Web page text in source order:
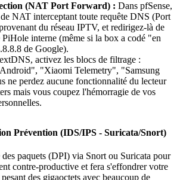
(NAT Port Forward) : Dans pfSense,
NAT interceptant toute requête DNS (Port
du réseau IPTV, et redirigez-là de
interne (même si la box a codé "en
de Google).
activez les blocs de filtrage :
"Xiaomi Telemetry", "Samsung
ne perdez aucune fonctionnalité du lecteur
mais vous coupez l'hémorragie de vos
Prévention (IDS/IPS - Suricata/Snort)
paquets (DPI) via Snort ou Suricata pour
contre-productive et fera s'effondrer votre
des gigaoctets avec beaucoup de